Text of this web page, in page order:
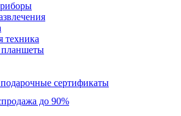
техника
сертификаты
до 90%